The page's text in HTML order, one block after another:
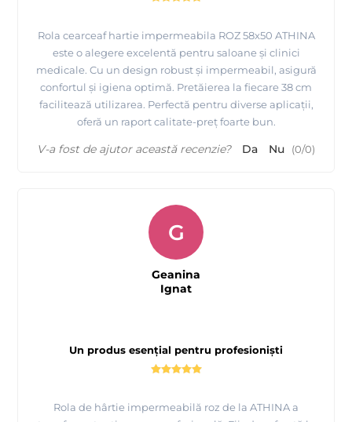
Rola cearceaf hartie impermeabila ROZ 58x50 ATHINA
este o alegere excelentă pentru saloane și clinici
medicale. Cu un design robust și impermeabil, asigură
confortul și igiena optimă. Pretăierea la fiecare 38 cm
facilitează utilizarea. Perfectă pentru diverse aplicații,
oferă un raport calitate-preț foarte bun.
V-a fost de ajutor această recenzie? Da Nu (0/0)
Un produs esențial pentru profesioniști
Rola de hârtie impermeabilă roz de la ATHINA a
G
Geanina
Ignat